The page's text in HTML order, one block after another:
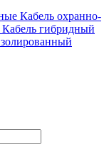
Кабель охранно-
Кабель гибридный